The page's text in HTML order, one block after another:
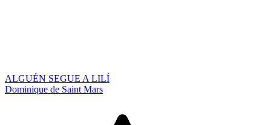
ALGUÉN SEGUE A LILÍ
Dominique de Saint Mars